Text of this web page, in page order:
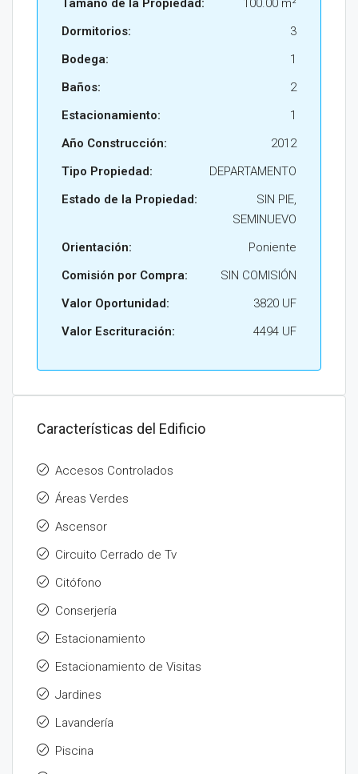
Tamaño de la Propiedad:
100.00 m²
Dormitorios:
3
Bodega:
1
Baños:
2
Estacionamiento:
1
Año Construcción:
2012
Tipo Propiedad:
DEPARTAMENTO
Estado de la Propiedad:
SIN PIE,
SEMINUEVO
Orientación:
Poniente
Comisión por Compra:
SIN COMISIÓN
Valor Oportunidad:
3820 UF
Valor Escrituración:
4494 UF
Características del Edificio
Accesos Controlados
Áreas Verdes
Ascensor
Circuito Cerrado de Tv
Citófono
Conserjería
Estacionamiento
Estacionamiento de Visitas
Jardines
Lavandería
Piscina